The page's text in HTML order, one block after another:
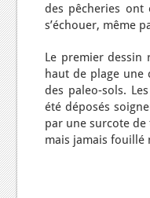
des pêcheries ont
s’échouer, même
Le premier dessin
haut de plage une
des paleo-sols.
été déposés
par une surcote de
mais jamais fouillé